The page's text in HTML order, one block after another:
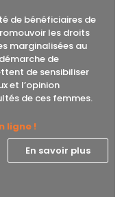
») qui souhaite
de bénéficiaires de
les droits
marginalisées au
de
de sensibiliser
et l’opinion
de ces femmes.
ligne !
En savoir plus